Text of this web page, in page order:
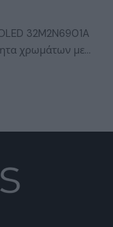
32M2N6901A
χρωμάτων με…